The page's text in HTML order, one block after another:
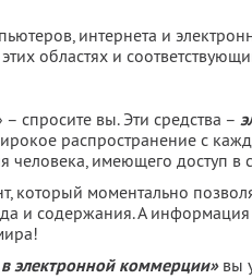
интернета и
областях и
– спросите вы. Эти средства –
распространение с
имеющего доступ в
который моментально
и содержания. А
электронной коммерции»вы